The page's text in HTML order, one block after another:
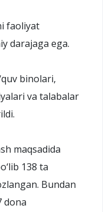
faoliyat
darajaga ega.
binolari,
va talabalar
maqsadida
138 ta
Bundan
dona